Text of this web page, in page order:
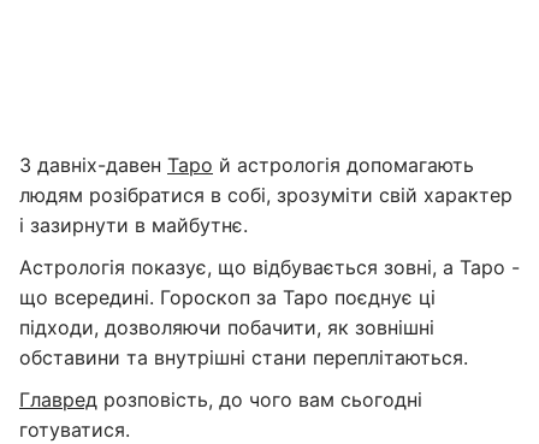
З давніх-давен Таро й астрологія допомагають
людям розібратися в собі, зрозуміти свій характер
і зазирнути в майбутнє.
Астрологія показує, що відбувається зовні, а Таро -
що всередині. Гороскоп за Таро поєднує ці
підходи, дозволяючи побачити, як зовнішні
обставини та внутрішні стани переплітаються.
Главред розповість, до чого вам сьогодні
готуватися.